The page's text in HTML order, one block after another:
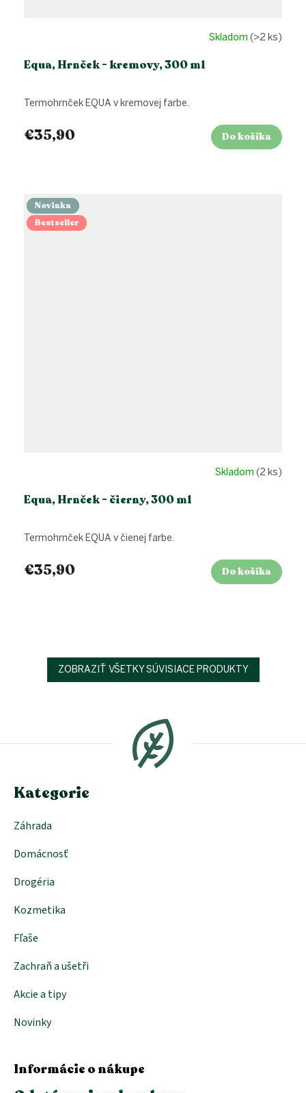
Equa, Hrnček - kremovy, 300 ml
Skladom (>2 ks)
€35,90 Do košíka
Termohrnček EQUA v kremovej farbe.
Novinka
Bestseller
Equa, Hrnček - čierny, 300 ml
Skladom (2 ks)
€35,90 Do košíka
Termohrnček EQUA v čienej farbe.
ZOBRAZIŤ VŠETKY SÚVISIACE PRODUKTY
ä
Kategorie
Záhrada
Domácnosť
Drogéria
Kozmetika
Fľaše
Zachraň a ušetři
Akcie a tipy
Novinky
Informácie o nákupe